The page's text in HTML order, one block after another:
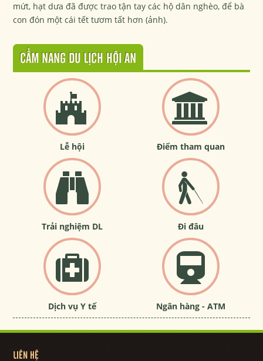
mứt, hạt dưa đã được trao tận tay các hộ dân nghèo, để bà
con đón một cái tết tươm tất hơn (ảnh).
CẨM NANG DU LỊCH HỘI AN
Lễ hội Điểm tham quan
Trải nghiệm DL Đi đâu
Dịch vụ Y tế Ngân hàng - ATM
LIÊN HỆ